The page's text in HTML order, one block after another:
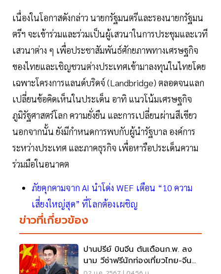
เนื่องในโอกาสดังกล่าว นายกรัฐมนตรีและรองนายกรัฐมน
ตรีฯ จะเข้าร่วมและร่วมเป็นผู้เสวนาในการประชุมและเวที
เสวนาต่าง ๆ เพื่อประชาสัมพันธ์ศักยภาพทางเศรษฐกิจ
ของไทยและเชิญชวนต่างประเทศเข้ามาลงทุนในไทยโดย
เฉพาะโครงการแลนด์บริดจ์ (Landbridge) ตลอดจนแลก
เปลี่ยนข้อคิดเห็นในประเด็น อาทิ แนวโน้มเศรษฐกิจ
ภูมิรัฐศาสตร์โลก ความยั่งยืน และการเปลี่ยนผ่านสีเขียว
นอกจากนั้น ยังมีกำหนดการพบกับผู้นำรัฐบาล องค์การ
ระหว่างประเทศ และภาคธุรกิจ เพื่อหารือประเด็นความ
ร่วมมือในอนาคต
ภัยคุกคามจาก AI นำโด่ง WEF เตือน “10 ความ
เสี่ยงใหญ่สุด” ที่โลกต้องเผชิญ
ข่าวที่เกี่ยวข้อง
ปานปรีย์ บินจีน ต้นเดือนก.พ. ลง
นาม วีซ่าฟรีนักท่องเที่ยวไทย-จีน